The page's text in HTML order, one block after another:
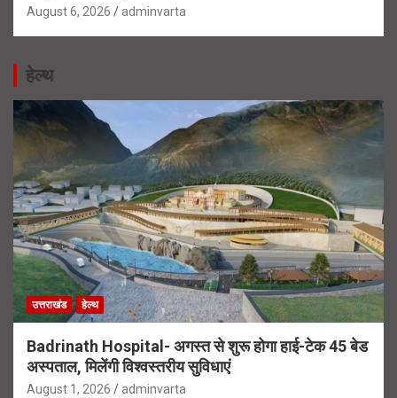
August 6, 2026 adminvarta
हेल्थ
उत्तराखंड हेल्थ
Badrinath Hospital- अगस्त से शुरू होगा हाई-टेक 45 बेड
अस्पताल, मिलेंगी विश्वस्तरीय सुविधाएं
August 1, 2026 adminvarta